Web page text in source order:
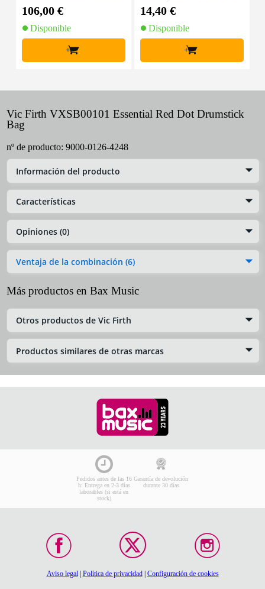
106,00 €
Disponible
+
14,40 €
Disponible
+
Vic Firth VXSB00101 Essential Red Dot Drumstick
Bag
nº de producto: 9000-0126-4248
Información del producto
Características
Opiniones (0)
Ventaja de la combinación (6)
Más productos en Bax Music
Otros productos de Vic Firth
Productos similares de otras marcas
Pedidos antes de las 16
h: Entrega en 2-3 días
laborables (si está en
stock)
Garantía de devolución
durante 30 días
Aviso legal| Política de privacidad| Configuración de cookies